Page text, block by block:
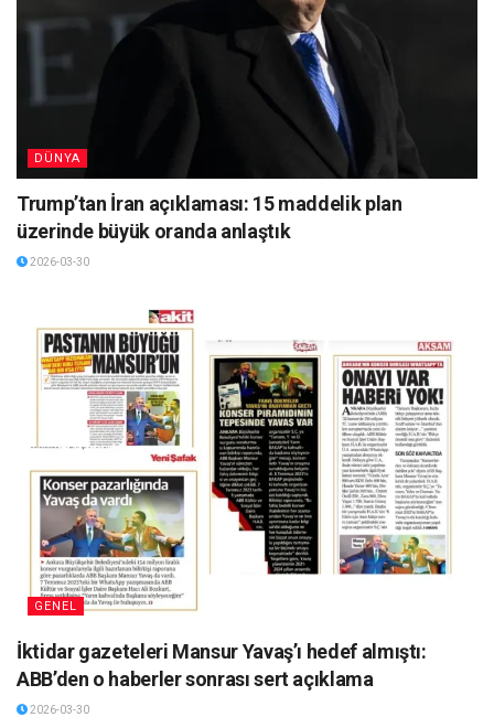
DÜNYA
Trump’tan İran açıklaması: 15 maddelik plan
üzerinde büyük oranda anlaştık
2026-03-30
GENEL
İktidar gazeteleri Mansur Yavaş’ı hedef almıştı:
ABB’den o haberler sonrası sert açıklama
2026-03-30